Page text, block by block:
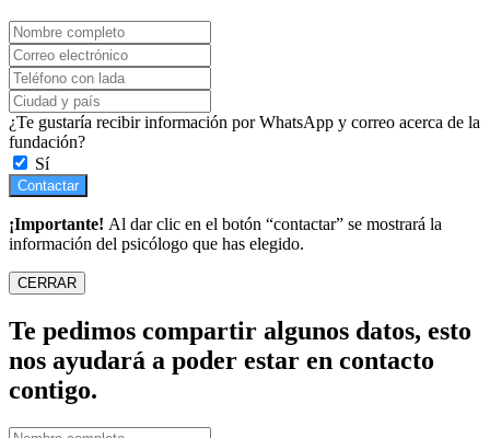
¿Te gustaría recibir información por WhatsApp y correo acerca de la
fundación?
Sí
Contactar
¡Importante! Al dar clic en el botón “contactar” se mostrará la
información del psicólogo que has elegido.
CERRAR
Te pedimos compartir algunos datos, esto
nos ayudará a poder estar en contacto
contigo.